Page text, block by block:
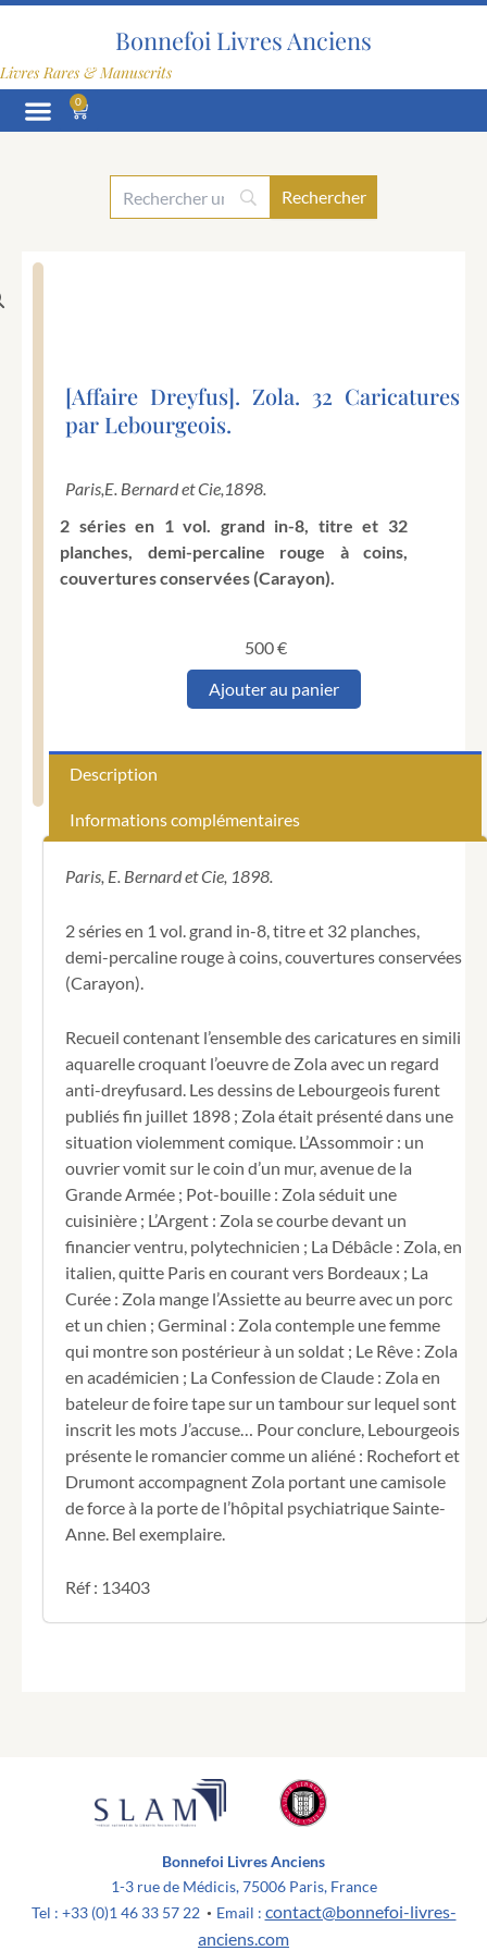
Aller
Bonnefoi Livres Anciens
Livres Rares & Manuscrits
0
Panier
[Affaire Dreyfus]. Zola. 32 Caricatures
par Lebourgeois.
Paris,E. Bernard et Cie,1898.
2 séries en 1 vol. grand in-8, titre et 32
planches, demi-percaline rouge à coins,
couvertures conservées (Carayon).
500€
quantité
Caricatures
par
Ajouter au panier
Description
Informations complémentaires
Paris, E. Bernard et Cie, 1898.
2 séries en 1 vol. grand in-8, titre et 32 planches,
demi-percaline rouge à coins, couvertures conservées
(Carayon).
Recueil contenant l’ensemble des caricatures en simili
aquarelle croquant l’oeuvre de Zola avec un regard
anti-dreyfusard. Les dessins de Lebourgeois furent
publiés fin juillet 1898 ; Zola était présenté dans une
situation violemment comique. L’Assommoir : un
ouvrier vomit sur le coin d’un mur, avenue de la
Grande Armée ; Pot-bouille : Zola séduit une
cuisinière ; L’Argent : Zola se courbe devant un
financier ventru, polytechnicien ; La Débâcle : Zola, en
italien, quitte Paris en courant vers Bordeaux ; La
Curée : Zola mange l’Assiette au beurre avec un porc
et un chien ; Germinal : Zola contemple une femme
qui montre son postérieur à un soldat ; Le Rêve : Zola
en académicien ; La Confession de Claude : Zola en
bateleur de foire tape sur un tambour sur lequel sont
inscrit les mots J’accuse… Pour conclure, Lebourgeois
présente le romancier comme un aliéné : Rochefort et
Drumont accompagnent Zola portant une camisole
de force à la porte de l’hôpital psychiatrique Sainte-
Anne. Bel exemplaire.
Réf : 13403
Bonnefoi Livres Anciens
1-3 rue de Médicis, 75006 Paris, France
Tel : +33 (0)1 46 33 57 22 • Email : contact@bonnefoi-livres-
anciens.com